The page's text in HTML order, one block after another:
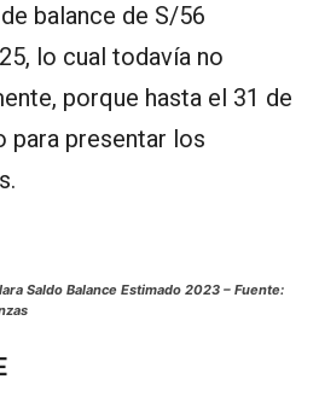
balance de S/56
lo cual todavía no
porque hasta el 31 de
para presentar los
Saldo Balance Estimado 2023 – Fuente: